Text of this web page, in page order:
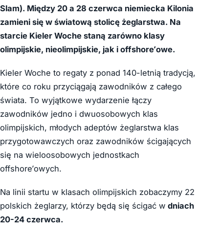
Slam). Między 20 a 28 czerwca niemiecka Kilonia
zamieni się w światową stolicę żeglarstwa. Na
starcie Kieler Woche staną zarówno klasy
olimpijskie, nieolimpijskie, jak i offshore’owe.
Kieler Woche to regaty z ponad 140-letnią tradycją,
które co roku przyciągają zawodników z całego
świata. To wyjątkowe wydarzenie łączy
zawodników jedno i dwuosobowych klas
olimpijskich, młodych adeptów żeglarstwa klas
przygotowawczych oraz zawodników ścigających
się na wieloosobowych jednostkach
offshore’owych.
Na linii startu w klasach olimpijskich zobaczymy 22
polskich żeglarzy, którzy będą się ścigać w dniach
20-24 czerwca.